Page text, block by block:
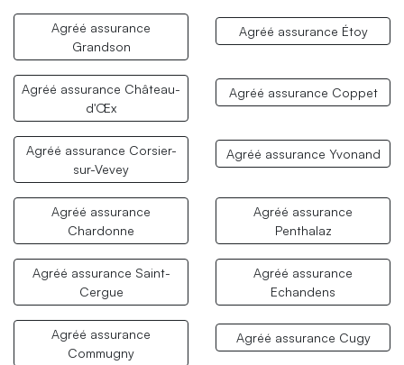
Agréé assurance
Grandson
Agréé assurance Étoy
Agréé assurance Château-
d'Œx
Agréé assurance Coppet
Agréé assurance Corsier-
sur-Vevey
Agréé assurance Yvonand
Agréé assurance
Chardonne
Agréé assurance
Penthalaz
Agréé assurance Saint-
Cergue
Agréé assurance
Echandens
Agréé assurance
Commugny
Agréé assurance Cugy